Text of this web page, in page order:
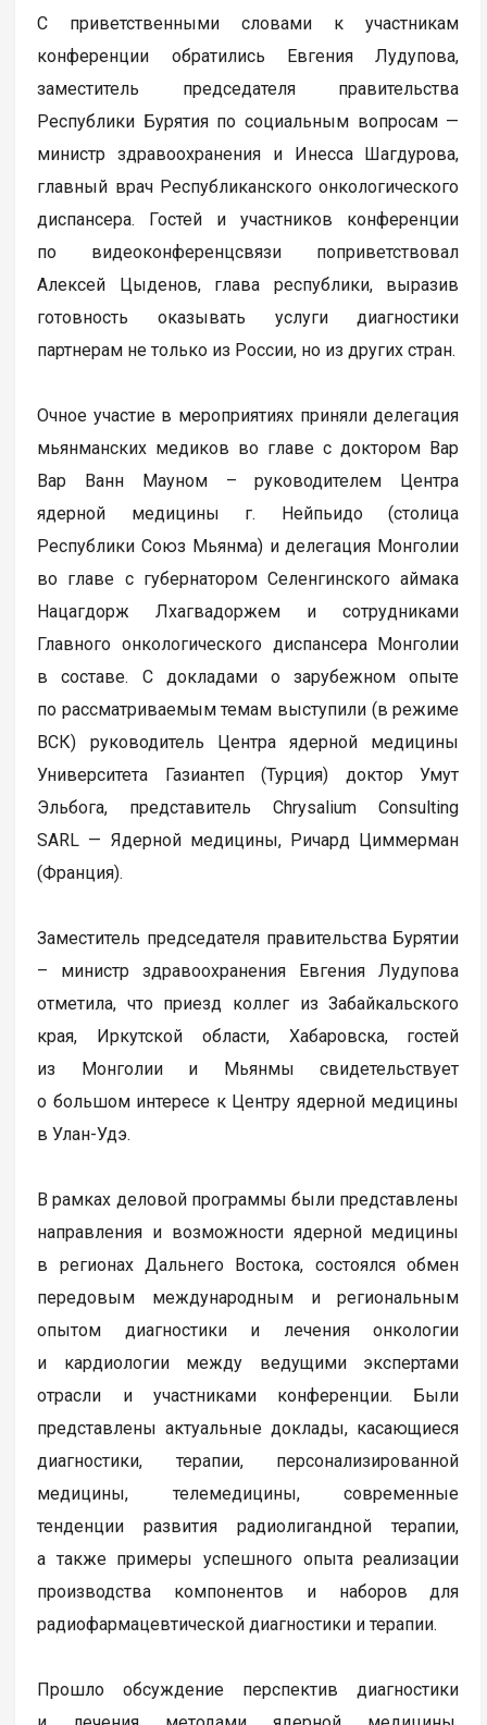
С приветственными словами к участникам
конференции обратились Евгения Лудупова,
заместитель председателя правительства
Республики Бурятия по социальным вопросам —
министр здравоохранения и Инесса Шагдурова,
главный врач Республиканского онкологического
диспансера. Гостей и участников конференции
по видеоконференцсвязи поприветствовал
Алексей Цыденов, глава республики, выразив
готовность оказывать услуги диагностики
партнерам не только из России, но из других стран.
Очное участие в мероприятиях приняли делегация
мьянманских медиков во главе с доктором Вар
Вар Ванн Мауном – руководителем Центра
ядерной медицины г. Нейпьидо (столица
Республики Союз Мьянма) и делегация Монголии
во главе с губернатором Селенгинского аймака
Нацагдорж Лхагвадоржем и сотрудниками
Главного онкологического диспансера Монголии
в составе. С докладами о зарубежном опыте
по рассматриваемым темам выступили (в режиме
ВСК) руководитель Центра ядерной медицины
Университета Газиантеп (Турция) доктор Умут
Эльбога, представитель Chrysalium Consulting
SARL — Ядерной медицины, Ричард Циммерман
(Франция).
Заместитель председателя правительства Бурятии
– министр здравоохранения Евгения Лудупова
отметила, что приезд коллег из Забайкальского
края, Иркутской области, Хабаровска, гостей
из Монголии и Мьянмы свидетельствует
о большом интересе к Центру ядерной медицины
в Улан-Удэ.
В рамках деловой программы были представлены
направления и возможности ядерной медицины
в регионах Дальнего Востока, состоялся обмен
передовым международным и региональным
опытом диагностики и лечения онкологии
и кардиологии между ведущими экспертами
отрасли и участниками конференции. Были
представлены актуальные доклады, касающиеся
диагностики, терапии, персонализированной
медицины, телемедицины, современные
тенденции развития радиолигандной терапии,
а также примеры успешного опыта реализации
производства компонентов и наборов для
радиофармацевтической диагностики и терапии.
Прошло обсуждение перспектив диагностики